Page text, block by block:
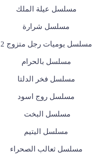
مسلسل عيلة الملك
مسلسل شرارة
مسلسل يوميات رجل متزوج 2
مسلسل بالحرام
مسلسل فخر الدلتا
مسلسل روج اسود
مسلسل البخت
مسلسل اليتيم
مسلسل ثعالب الصحراء